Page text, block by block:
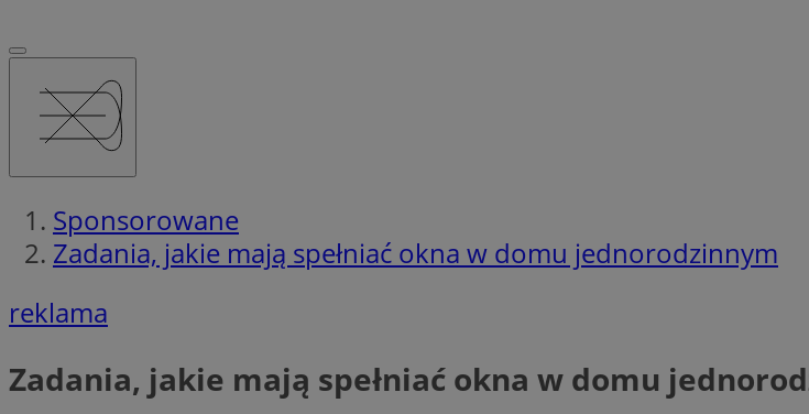
Sponsorowane
Zadania, jakie mają spełniać okna w domu jednorodzinnym
reklama
Zadania, jakie mają spełniać okna w domu